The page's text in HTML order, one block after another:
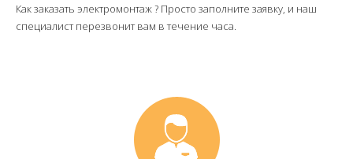
Как заказать электромонтаж ? Просто заполните заявку, и наш
специалист перезвонит вам в течение часа.